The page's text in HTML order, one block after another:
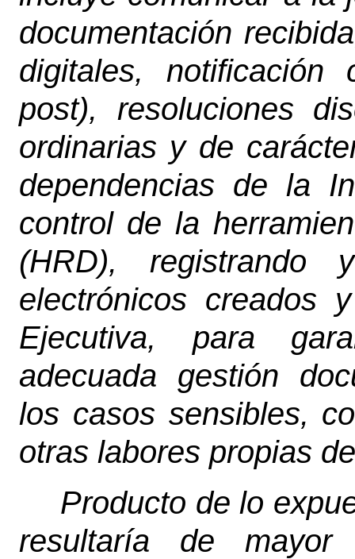
documentación
digitales, notificación
post), resoluciones
ordinarias y de
dependencias de la
control de la
(HRD), registrando
electrónicos creados
Ejecutiva, para
adecuada gestión
los casos sensibles,
otras labores propias
Producto de lo
resultaría de mayor